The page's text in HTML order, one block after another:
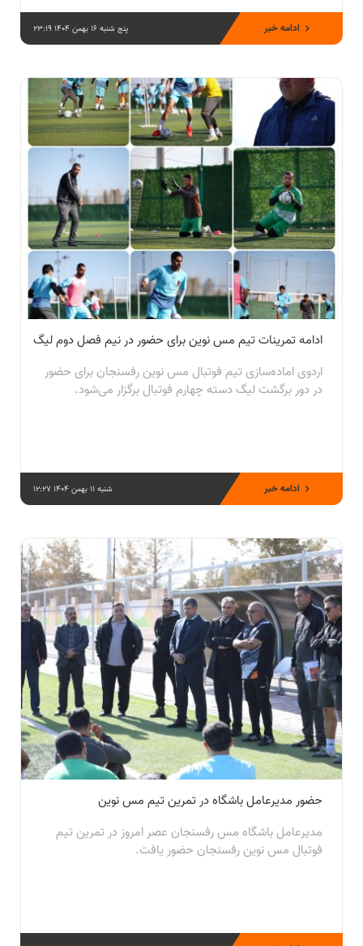
پنج شنبه 16 بهمن 1404 23:19 ادامه خبر
ادامه تمرینات تیم مس نوین برای حضور در نیم فصل دوم لیگ
اردوی اماده‌سازی تیم فوتبال مس نوین رفسنجان برای حضور
در دور برگشت لیگ دسته چهارم فوتبال برگزار می‌شود.
شنبه 11 بهمن 1404 12:27 ادامه خبر
حضور مدیرعامل باشگاه در تمرین تیم مس نوین
مدیرعامل باشگاه مس رفسنجان عصر امروز در تمرین تیم
فوتبال مس نوین رفسنجان حضور یافت.